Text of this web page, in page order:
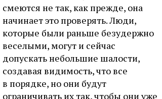
смеются не так, как прежде, она
начинает это проверять. Люди,
которые были раньше безудержно
веселыми, могут и сейчас
допускать небольшие шалости,
создавая видимость, что все
в порядке, но они будут
ограничивать их так, чтобы они уже